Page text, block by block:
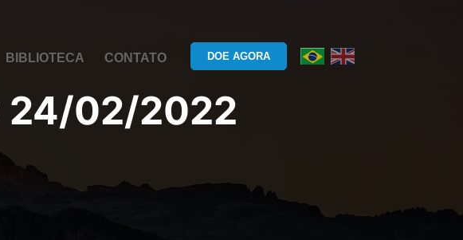
BIBLIOTECA CONTATO DOE AGORA
24/02/2022